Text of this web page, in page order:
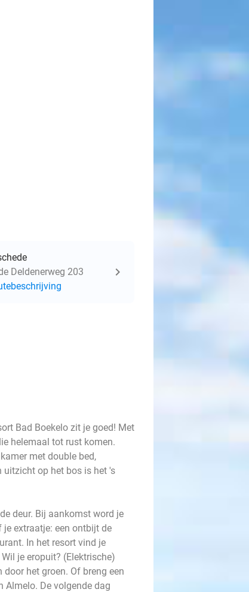
Deldenerweg 203
Bad Boekelo zit je goed! Met
helemaal tot rust komen.
met double bed,
uitzicht op het bos is het 's
deur. Bij aankomst word je
extraatje: een ontbijt de
In het resort vind je
je eropuit? (Elektrische)
het groen. Of breng een
Almelo. De volgende dag